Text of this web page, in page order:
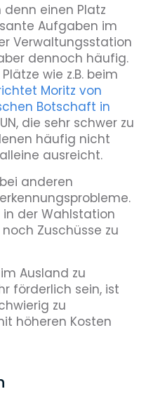
einen Platz
Aufgaben im
Verwaltungsstation
dennoch häufig.
wie z.B. beim
Moritz von
Botschaft in
die sehr schwer zu
häufig nicht
ausreicht.
anderen
der Wahlstation
Zuschüsse zu
Ausland zu
förderlich sein, ist
zu
höheren Kosten